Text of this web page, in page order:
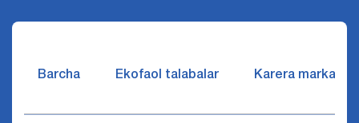
Barcha Ekofaol talabalar Karera markazi